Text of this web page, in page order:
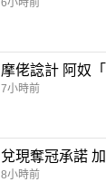
摩佬諗計 阿奴
7小時前
兌現奪冠承諾
8小時前